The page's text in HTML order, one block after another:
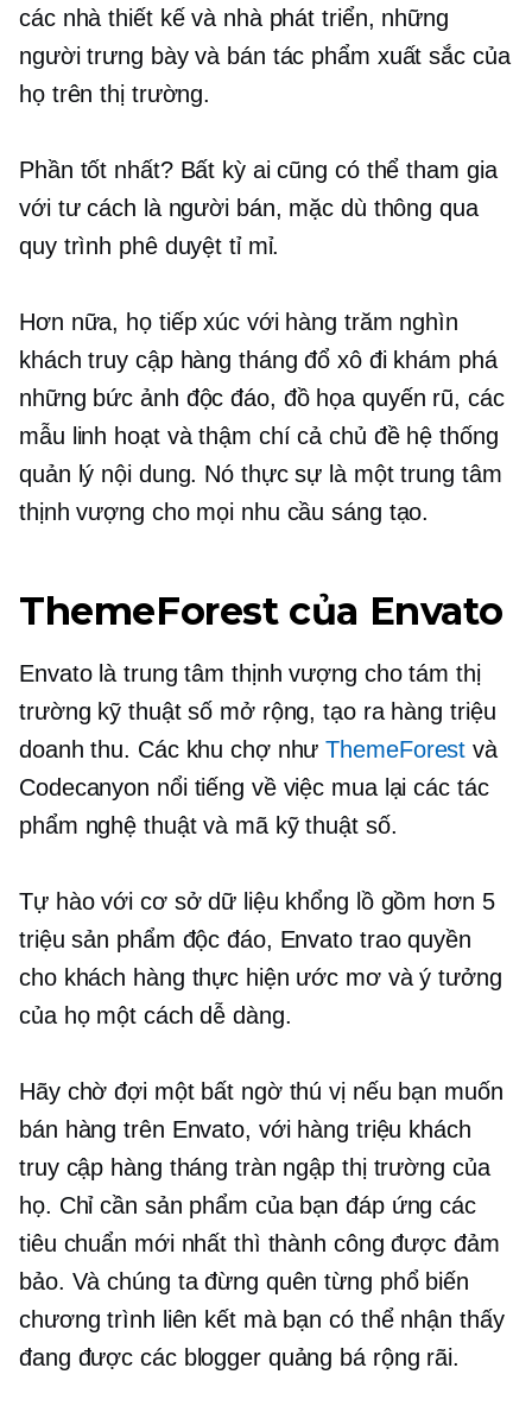
các nhà thiết kế và nhà phát triển, những
người trưng bày và bán tác phẩm xuất sắc của
họ trên thị trường.
Phần tốt nhất? Bất kỳ ai cũng có thể tham gia
với tư cách là người bán, mặc dù thông qua
quy trình phê duyệt tỉ mỉ.
Hơn nữa, họ tiếp xúc với hàng trăm nghìn
khách truy cập hàng tháng đổ xô đi khám phá
những bức ảnh độc đáo, đồ họa quyến rũ, các
mẫu linh hoạt và thậm chí cả chủ đề hệ thống
quản lý nội dung. Nó thực sự là một trung tâm
thịnh vượng cho mọi nhu cầu sáng tạo.
ThemeForest của Envato
Envato là trung tâm thịnh vượng cho tám thị
trường kỹ thuật số mở rộng, tạo ra hàng triệu
doanh thu. Các khu chợ nhưThemeForest và
Codecanyon nổi tiếng về việc mua lại các tác
phẩm nghệ thuật và mã kỹ thuật số.
Tự hào với cơ sở dữ liệu khổng lồ gồm hơn 5
triệu sản phẩm độc đáo, Envato trao quyền
cho khách hàng thực hiện ước mơ và ý tưởng
của họ một cách dễ dàng.
Hãy chờ đợi một bất ngờ thú vị nếu bạn muốn
bán hàng trên Envato, với hàng triệu khách
truy cập hàng tháng tràn ngập thị trường của
họ. Chỉ cần sản phẩm của bạn đáp ứng các
tiêu chuẩn mới nhất thì thành công được đảm
bảo. Và chúng ta đừng quêntừng phổ biến
chương trình liên kết mà bạn có thể nhận thấy
đang được các blogger quảng bá rộng rãi.